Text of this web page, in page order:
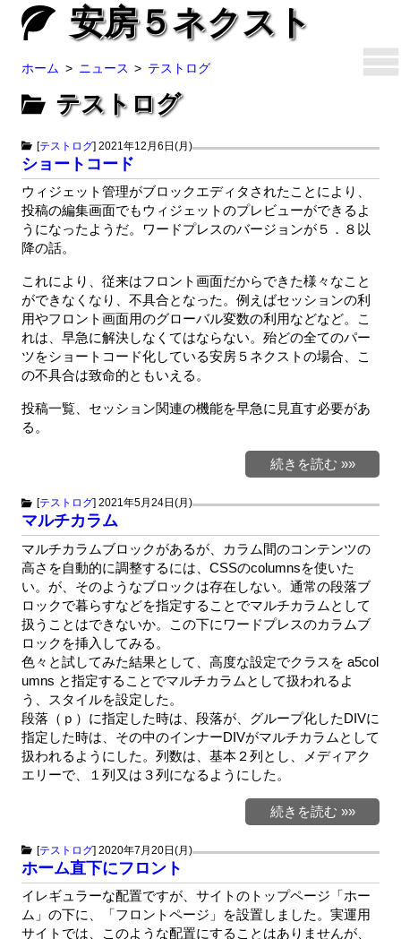
安房５ネクスト
ホーム ニュース テストログ
テストログ
[テストログ] 2021年12月6日(月)
ショートコード
ウィジェット管理がブロックエディタされたことにより、
投稿の編集画面でもウィジェットのプレビューができるよ
うになったようだ。ワードプレスのバージョンが５．８以
降の話。
これにより、従来はフロント画面だからできた様々なこと
ができなくなり、不具合となった。例えばセッションの利
用やフロント画面用のグローバル変数の利用などなど。こ
れは、早急に解決しなくてはならない。殆どの全てのパー
ツをショートコード化している安房５ネクストの場合、こ
の不具合は致命的ともいえる。
投稿一覧、セッション関連の機能を早急に見直す必要があ
る。
続きを読む »»
[テストログ] 2021年5月24日(月)
マルチカラム
マルチカラムブロックがあるが、カラム間のコンテンツの
高さを自動的に調整するには、CSSのcolumnsを使いた
い。が、そのようなブロックは存在しない。通常の段落ブ
ロックで暮らすなどを指定することでマルチカラムとして
扱うことはできないか。この下にワードプレスのカラムブ
ロックを挿入してみる。
色々と試してみた結果として、高度な設定でクラスを a5col
umns と指定することでマルチカラムとして扱われるよ
う、スタイルを設定した。
段落（ｐ）に指定した時は、段落が、グループ化したDIVに
指定した時は、その中のインナーDIVがマルチカラムとして
扱われるようにした。列数は、基本２列とし、メディアク
エリーで、１列又は３列になるようにした。
続きを読む »»
[テストログ] 2020年7月20日(月)
ホーム直下にフロント
イレギュラーな配置ですが、サイトのトップページ「ホー
ム」の下に、「フロントページ」を設置しました。実運用
サイトでは、このような配置にすることはありませんが、